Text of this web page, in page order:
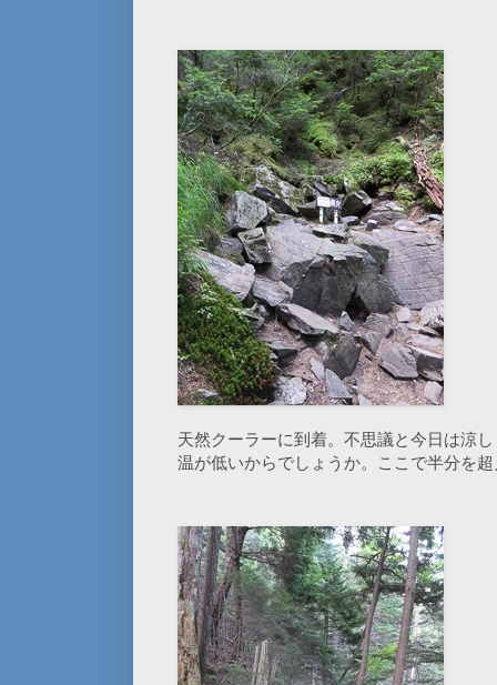
天然クーラーに到着。不思議と今日は涼
温が低いからでしょうか。ここで半分を